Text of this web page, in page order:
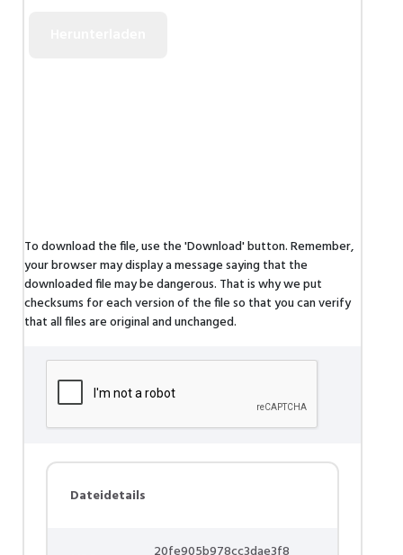
To download the file, use the 'Download' button. Remember,
your browser may display a message saying that the
downloaded file may be dangerous. That is why we put
checksums for each version of the file so that you can verify
that all files are original and unchanged.
Dateidetails